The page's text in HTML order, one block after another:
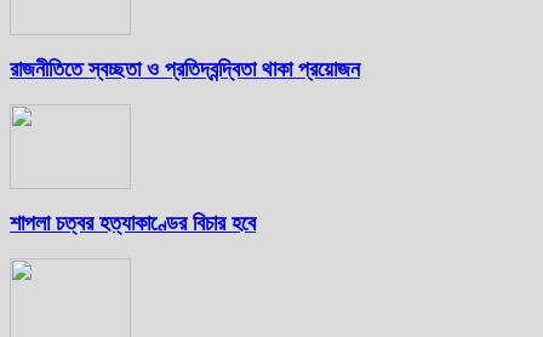
রাজনীতিতে স্বচ্ছতা ও প্রতিদ্বন্দ্বিতা থাকা প্রয়োজন
শাপলা চত্বর হত্যাকাণ্ডের বিচার হবে